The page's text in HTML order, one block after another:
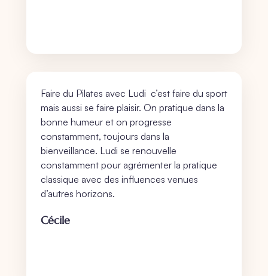
Faire du Pilates avec Ludi c’est faire du sport
mais aussi se faire plaisir. On pratique dans la
bonne humeur et on progresse
constamment, toujours dans la
bienveillance. Ludi se renouvelle
constamment pour agrémenter la pratique
classique avec des influences venues
d’autres horizons.
Cécile